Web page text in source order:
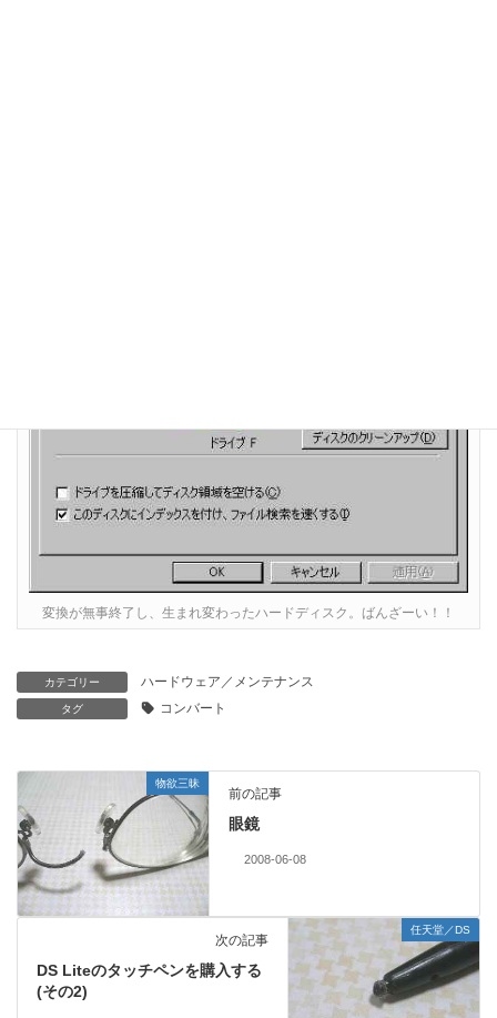
変換が無事終了し、生まれ変わったハードディスク。ばんざーい！！
カテゴリー ハードウェア／メンテナンス
タグ コンバート
物欲三昧
前の記事
眼鏡
2008-06-08
任天堂／DS
次の記事
DS Liteのタッチペンを購入する
(その2)